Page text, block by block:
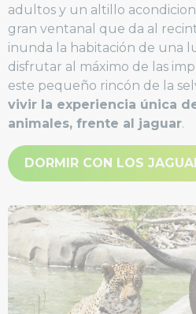
adultos y un altillo
gran ventanal que da al
inunda la habitación de una
disfrutar al máximo de las
este pequeño rincón de la
vivir la experiencia única
animales, frente al jaguar.
DORMIR CON LOS